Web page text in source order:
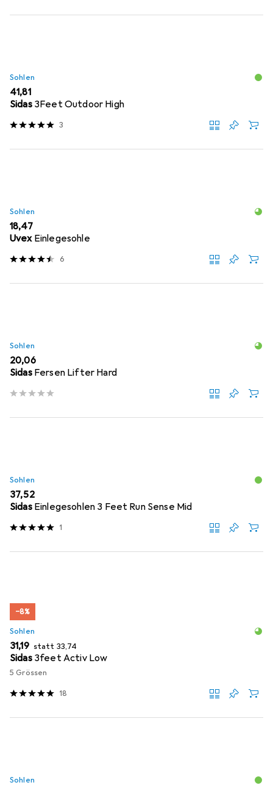
Sohlen
EUR
41,81
Sidas 3Feet Outdoor High
3
Sohlen
EUR
18,47
Uvex Einlegesohle
6
Sohlen
EUR
20,06
Sidas Fersen Lifter Hard
Sohlen
EUR
37,52
Sidas Einlegesohlen 3 Feet Run Sense Mid
1
−8%
Sohlen
EUR
31,19 statt EUR
33,74
Sidas 3feet Activ Low
5 Grössen
18
Sohlen